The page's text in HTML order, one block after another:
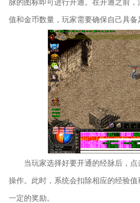
脉的图标即可进行开通。在开通之前
值和金币数量，玩家需要确保自己具备
当玩家选择好要开通的经脉后，
操作。此时，系统会扣除相应的经验
一定的奖励。